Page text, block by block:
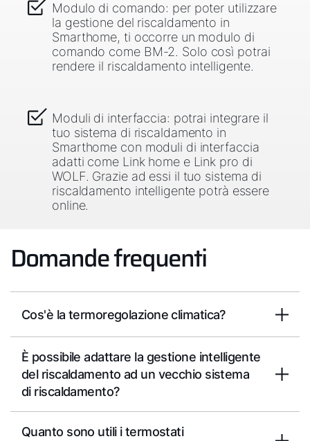
Modulo di comando: per poter utilizzare
la gestione del riscaldamento in
Smarthome, ti occorre un modulo di
comando come BM-2. Solo così potrai
rendere il riscaldamento intelligente.
Moduli di interfaccia: potrai integrare il
tuo sistema di riscaldamento in
Smarthome con moduli di interfaccia
adatti come Link home e Link pro di
WOLF. Grazie ad essi il tuo sistema di
riscaldamento intelligente potrà essere
online.
Domande frequenti
Cos'è la termoregolazione climatica?
È possibile adattare la gestione intelligente
del riscaldamento ad un vecchio sistema
di riscaldamento?
Quanto sono utili i termostati